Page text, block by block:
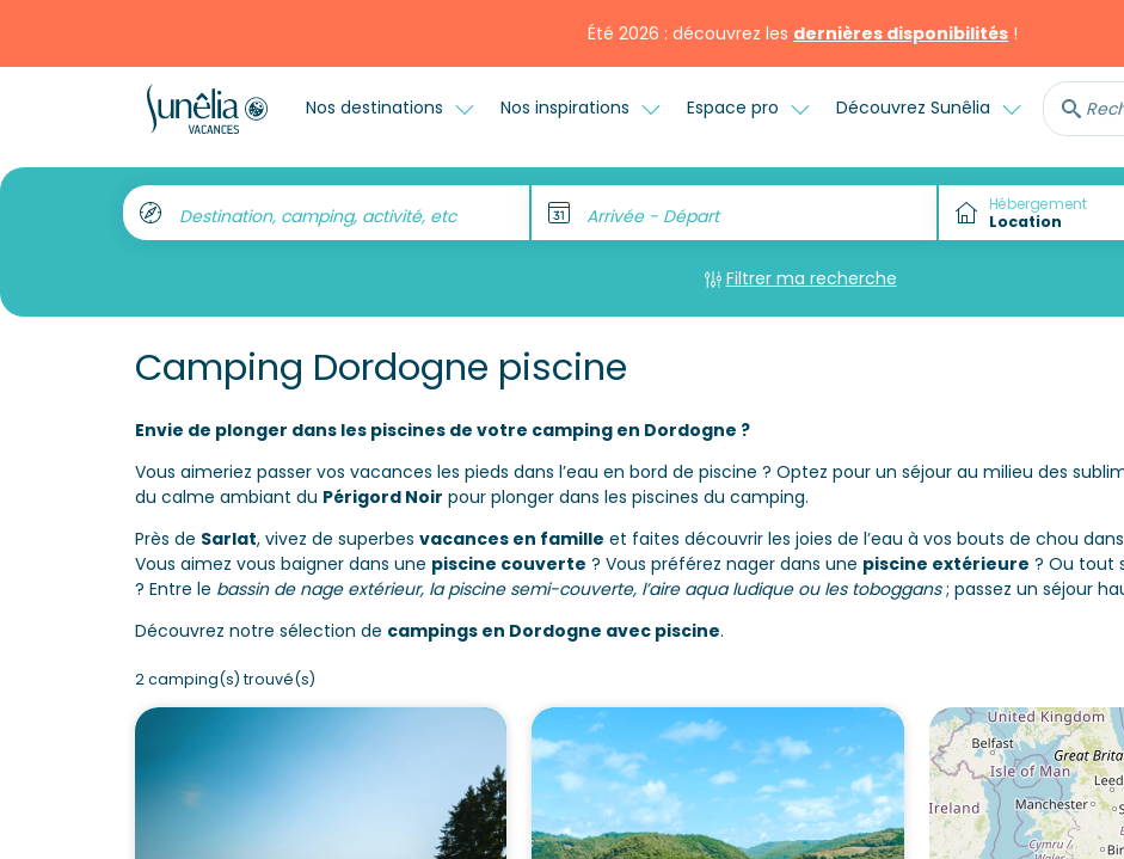
Été 2026 : découvrez les dernières disponibilités !
Nos destinations Nos inspirations Espace pro Découvrez Sunêlia
Destination, camping, activité, etc Arrivée - Départ Hébergement
Filtrer ma recherche
Camping Dordogne piscine
Envie de plonger dans les piscines de votre camping en Dordogne ?
Vous aimeriez passer vos vacances les pieds dans l’eau en bord de piscine ? Optez pour un séjour au milieu des
du calme ambiant du Périgord Noir pour plonger dans les piscines du camping.
Près de Sarlat, vivez de superbes vacances en famille et faites découvrir les joies de l’eau à vos bouts de chou
Vous aimez vous baigner dans une piscine couverte ? Vous préférez nager dans une piscine extérieure ? Ou tout
? Entre le bassin de nage extérieur, la piscine semi-couverte, l’aire aqua ludique ou les toboggans; passez un séjour
Découvrez notre sélection de campings en Dordogne avec piscine.
2 camping(s) trouvé(s)